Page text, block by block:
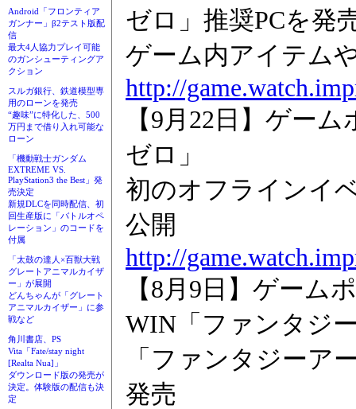
Android「フロンティア
ガンナー」β2テスト版配
信
最大4人協力プレイ可能
のガンシューティングア
クション
スルガ銀行、鉄道模型専
用のローンを発売
“趣味”に特化した、500
万円まで借り入れ可能な
ローン
「機動戦士ガンダム
EXTREME VS.
PlayStation3 the Best」発
売決定
新規DLCを同時配信、初
回生産版に「バトルオペ
レーション」のコードを
付属
「太鼓の達人×百獣大戦
グレートアニマルカイザ
ー」が展開
どんちゃんが「グレート
アニマルカイザー」に参
戦など
角川書店、PS
Vita「Fate/stay night
[Realta Nua]」
ダウンロード版の発売が
決定。体験版の配信も決
定
ゼロ」推奨PCを発
ゲーム内アイテム
http://
【9月22日】ゲー
ゼロ」
初のオフラインイ
公開
http://
【8月9日】ゲーム
WIN「ファンタジ
「ファンタジーア
発売